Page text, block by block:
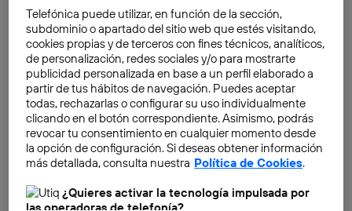
Green IT en 2026: ¿Cómo nos
ayuda?
Daniel Ruiz-Gopegui
Ecosia: ¿puede un buscador
ayudar al planeta?
Raquel Roca Cabades
Telefónica puede utilizar, en función de la sección,
subdominio o apartado del sitio web que estés visitando,
cookies propias y de terceros con fines técnicos, analíticos,
de personalización, redes sociales y/o para mostrarte
publicidad personalizada en base a un perfil elaborado a
partir de tus hábitos de navegación. Puedes aceptar
todas, rechazarlas o configurar su uso individualmente
clicando en el botón correspondiente. Asimismo, podrás
revocar tu consentimiento en cualquier momento desde
la opción de configuración. Si deseas obtener información
más detallada, consulta nuestra Política de Cookies.
¿Quieres activar la tecnología impulsada por
las operadoras de telefonía?